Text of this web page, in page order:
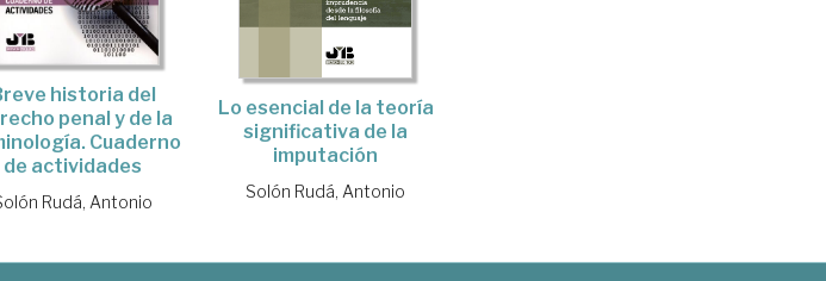
historia del
penal y de la
Cuaderno
de actividades
Rudá, Antonio
Lo esencial de la teoría
significativa de la
imputación
Solón Rudá, Antonio